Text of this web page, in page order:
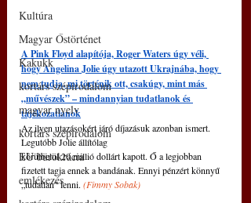
Kultúra
Magyar Őstörténet
Kakukk
kortárs szépirodalom
magyar nyelv
kortárs szépirodalom
EU bürokrácia
emlékezés
A Pink Floyd alapítója, Roger Waters úgy véli,
hogy Angelina Jolie úgy utazott Ukrajnába, hogy
nem tudja, mi történik ott, csakúgy, mint más
„művészek” – mindannyian tudatlanok és
tájékozatlanok
Az ilyen utazásokért járó díjazásuk azonban ismert.
Legutóbb Jolie állítólag
körülbelül 20 millió dollárt kapott. Ő a legjobban
fizetett tagja ennek a bandának. Ennyi pénzért könnyű
„tudatlan” lenni. (Fimmy Sobak)